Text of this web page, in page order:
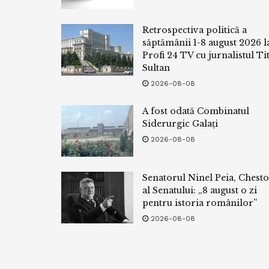
Retrospectiva politică a
săptămânii 1-8 august 2026
Profi 24 TV cu jurnalistul
Sultan
2026-08-08
A fost odată Combinatul
Siderurgic Galați
2026-08-08
Senatorul Ninel Peia,
al Senatului: „8 august o zi
pentru istoria românilor”
2026-08-08